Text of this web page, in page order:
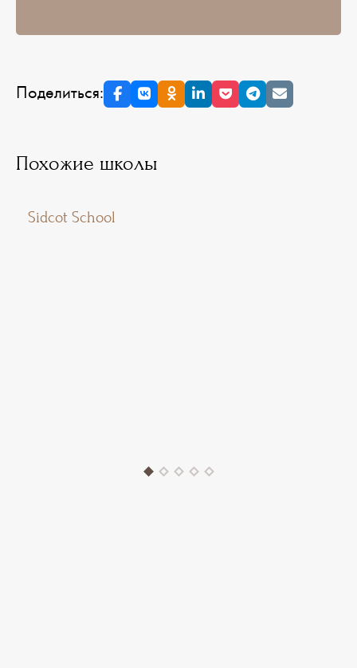
Поделиться:
Похожие школы
Sidcot School